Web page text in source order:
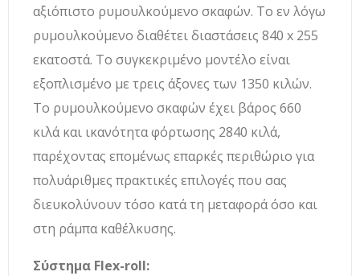
αξιόπιστο ρυμουλκούμενο σκαφών. Το εν λόγω
ρυμουλκούμενο διαθέτει διαστάσεις 840 x 255
εκατοστά. Το συγκεκριμένο μοντέλο είναι
εξοπλισμένο με τρεις άξονες των 1350 κιλών.
Το ρυμουλκούμενο σκαφών έχει βάρος 660
κιλά και ικανότητα φόρτωσης 2840 κιλά,
παρέχοντας επομένως επαρκές περιθώριο για
πολυάριθμες πρακτικές επιλογές που σας
διευκολύνουν τόσο κατά τη μεταφορά όσο και
στη ράμπα καθέλκυσης.
Σύστημα Flex-roll: